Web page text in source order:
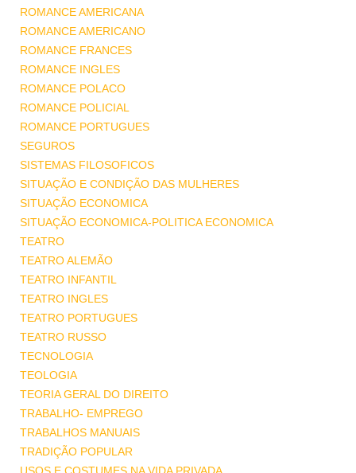
ROMANCE AMERICANA
ROMANCE AMERICANO
ROMANCE FRANCES
ROMANCE INGLES
ROMANCE POLACO
ROMANCE POLICIAL
ROMANCE PORTUGUES
SEGUROS
SISTEMAS FILOSOFICOS
SITUAÇÃO E CONDIÇÃO DAS MULHERES
SITUAÇÃO ECONOMICA
SITUAÇÃO ECONOMICA-POLITICA ECONOMICA
TEATRO
TEATRO ALEMÃO
TEATRO INFANTIL
TEATRO INGLES
TEATRO PORTUGUES
TEATRO RUSSO
TECNOLOGIA
TEOLOGIA
TEORIA GERAL DO DIREITO
TRABALHO- EMPREGO
TRABALHOS MANUAIS
TRADIÇÃO POPULAR